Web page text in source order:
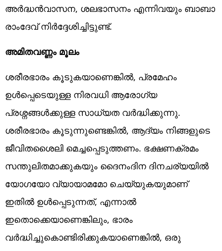
അർദ്ധൻവാസന, ശലഭാസനം എന്നിവയും ബാബാ
രാംദേവ് നിർദ്ദേശിച്ചിട്ടുണ്ട്.
അമിതവണ്ണം മൂലം
ശരീരഭാരം കൂടുകയാണെങ്കിൽ, പ്രമേഹം
ഉൾപ്പെടെയുള്ള നിരവധി ആരോഗ്യ
പ്രശ്നങ്ങൾക്കുള്ള സാധ്യത വർദ്ധിക്കുന്നു.
ശരീരഭാരം കൂടുന്നുണ്ടെങ്കിൽ, ആദ്യം നിങ്ങളുടെ
ജീവിതശൈലി മെച്ചപ്പെടുത്തണം. ഭക്ഷണക്രമം
സന്തുലിതമാക്കുകയും ദൈനംദിന ദിനചര്യയിൽ
യോഗയോ വ്യായാമമോ ചെയ്യുകയുമാണ്
ഇതിൽ ഉൾപ്പെടുന്നത്, എന്നാൽ
ഇതൊക്കെയാണെങ്കിലും, ഭാരം
വർദ്ധിച്ചുകൊണ്ടിരിക്കുകയാണെങ്കിൽ, ഒരു